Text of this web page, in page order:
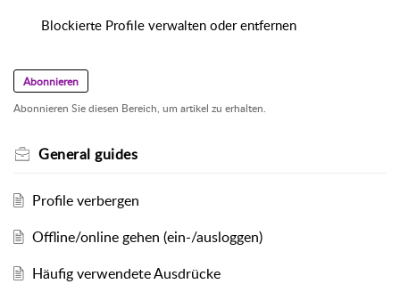
Blockierte Profile verwalten oder entfernen
Abonnieren
Abonnieren Sie diesen Bereich, um artikel zu erhalten.
General guides
Profile verbergen
Offline/online gehen (ein-/ausloggen)
Häufig verwendete Ausdrücke